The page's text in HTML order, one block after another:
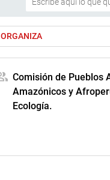
ORGANIZA
Comisión de Pueblos
Amazónicos y
Ecología.